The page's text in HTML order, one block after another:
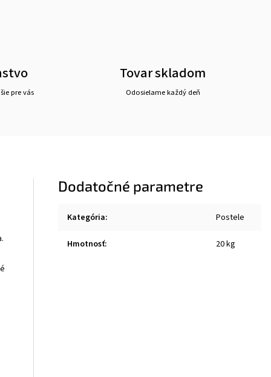
pre vás
Tovar skladom
Odosielame každý deň
Dodatočné parametre
Kategória: Postele
Hmotnosť: 20 kg